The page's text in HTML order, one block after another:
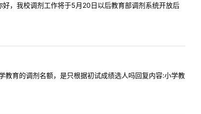
，我校调剂工作将于5月20日以后教育部调剂系统开放后
育的调剂名额，是只根据初试成绩选人吗回复内容:小学教